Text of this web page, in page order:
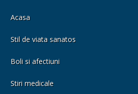
Acasa
Stil de viata sanatos
Boli si afectiuni
Stiri medicale